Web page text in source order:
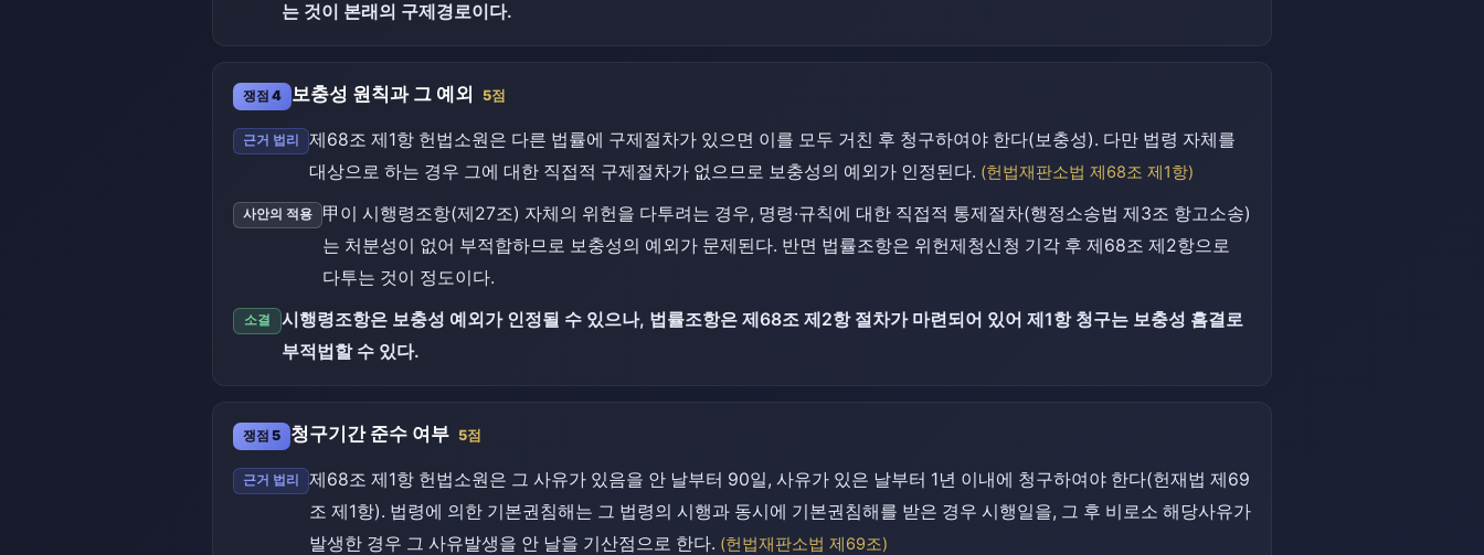
는 것이 본래의 구제경로이다.
쟁점 4 보충성 원칙과 그 예외 5점
근거 법리
제68조 제1항 헌법소원은 다른 법률에 구제절차가 있으면 이를 모두 거친 후 청구하여야 한다(보충성). 다만 법령 자체를
대상으로 하는 경우 그에 대한 직접적 구제절차가 없으므로 보충성의 예외가 인정된다. (헌법재판소법 제68조 제1항)
사안의 적용
甲이 시행령조항(제27조) 자체의 위헌을 다투려는 경우, 명령·규칙에 대한 직접적 통제절차(행정소송법 제3조 항고소송)
는 처분성이 없어 부적합하므로 보충성의 예외가 문제된다. 반면 법률조항은 위헌제청신청 기각 후 제68조 제2항으로
다투는 것이 정도이다.
소결
시행령조항은 보충성 예외가 인정될 수 있으나, 법률조항은 제68조 제2항 절차가 마련되어 있어 제1항 청구는 보충성 흠결로
부적법할 수 있다.
쟁점 5 청구기간 준수 여부 5점
근거 법리
제68조 제1항 헌법소원은 그 사유가 있음을 안 날부터 90일, 사유가 있은 날부터 1년 이내에 청구하여야 한다(헌재법 제69
조 제1항). 법령에 의한 기본권침해는 그 법령의 시행과 동시에 기본권침해를 받은 경우 시행일을, 그 후 비로소 해당사유가
발생한 경우 그 사유발생을 안 날을 기산점으로 한다. (헌법재판소법 제69조)